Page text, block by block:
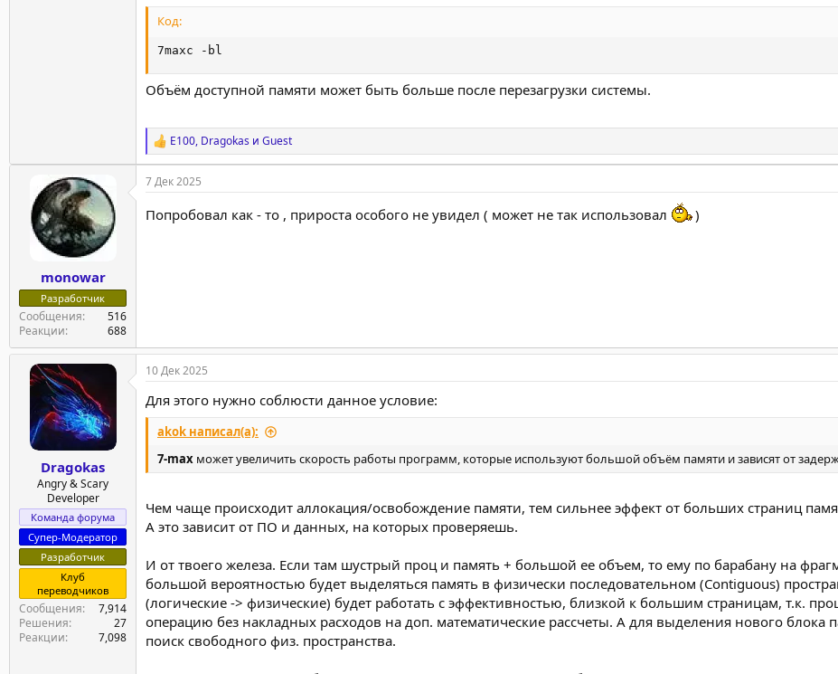
Код:
7maxc -bl
Объём доступной памяти может быть больше после перезагрузки системы.
Р
е
а
к
и
E100, Dragokas и Guest
monowar
Разработчик
Сообщения
516
Реакции
688
7 Дек 2025
Попробовал как - то , прироста особого не увидел ( может не так использовал )
Dragokas
Angry & Scary
Developer
Команда форума
Супер-Модератор
Разработчик
Клуб
переводчиков
Сообщения
7,914
Решения
27
Реакции
7,098
10 Дек 2025
Для этого нужно соблюсти данное условие:
akok написал(а):
7-max может увеличить скорость работы программ, которые используют большой объём памяти и зависят от
Чем чаще происходит аллокация/освобождение памяти, тем сильнее эффект от больших страниц
А это зависит от ПО и данных, на которых проверяешь.
И от твоего железа. Если там шустрый проц и память + большой ее объем, то ему по барабану на
большой вероятностью будет выделяться память в физически последовательном (Contiguous)
(логические -> физические) будет работать с эффективностью, близкой к большим страницам, т.к.
операцию без накладных расходов на доп. математические рассчеты. А для выделения нового блока
поиск свободного физ. пространства.